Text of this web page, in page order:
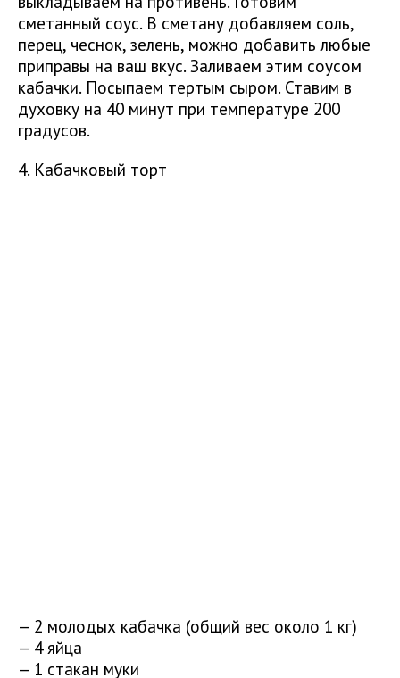
сметанный соус. В сметану добавляем соль,
перец, чеснок, зелень, можно добавить любые
приправы на ваш вкус. Заливаем этим соусом
кабачки. Посыпаем тертым сыром. Ставим в
духовку на 40 минут при температуре 200
градусов.
4. Кабачковый торт
— 2 молодых кабачка (общий вес около 1 кг)
— 4 яйца
— 1 стакан муки